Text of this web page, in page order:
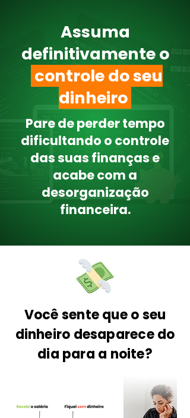
Assuma
definitivamente o
controle do seu
dinheiro
Pare de perder tempo
dificultando o controle
das suas finanças e
acabe com a
desorganização
financeira.
Você sente que o seu
dinheiro desaparece do
dia para a noite?